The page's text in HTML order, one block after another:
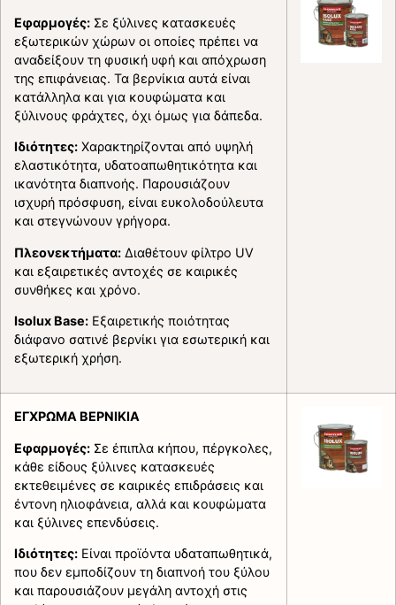
Εφαρμογές: Σε ξύλινες κατασκευές
εξωτερικών χώρων οι οποίες πρέπει να
αναδείξουν τη φυσική υφή και απόχρωση
της επιφάνειας. Τα βερνίκια αυτά είναι
κατάλληλα και για κουφώματα και
ξύλινους φράχτες, όχι όμως για δάπεδα.
Ιδιότητες: Χαρακτηρίζονται από υψηλή
ελαστικότητα, υδατοαπωθητικότητα και
ικανότητα διαπνοής. Παρουσιάζουν
ισχυρή πρόσφυση, είναι ευκολοδούλευτα
και στεγνώνουν γρήγορα.
Πλεονεκτήματα: Διαθέτουν φίλτρο UV
και εξαιρετικές αντοχές σε καιρικές
συνθήκες και χρόνο.
Isolux Base: Εξαιρετικής ποιότητας
διάφανο σατινέ βερνίκι για εσωτερική και
εξωτερική χρήση.
ΕΓΧΡΩΜΑ ΒΕΡΝΙΚΙΑ
Εφαρμογές: Σε έπιπλα κήπου, πέργκολες,
κάθε είδους ξύλινες κατασκευές
εκτεθειμένες σε καιρικές επιδράσεις και
έντονη ηλιοφάνεια, αλλά και κουφώματα
και ξύλινες επενδύσεις.
Ιδιότητες: Είναι προϊόντα υδαταπωθητικά,
που δεν εμποδίζουν τη διαπνοή του ξύλου
και παρουσιάζουν μεγάλη αντοχή στις